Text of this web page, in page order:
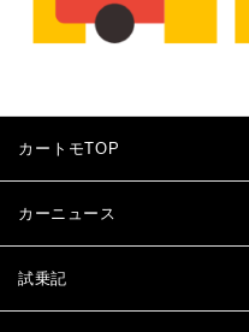
カートモTOP
カーニュース
試乗記